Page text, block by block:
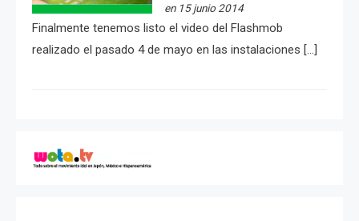
en 15 junio 2014
Finalmente tenemos listo el video del Flashmob
realizado el pasado 4 de mayo en las instalaciones […]